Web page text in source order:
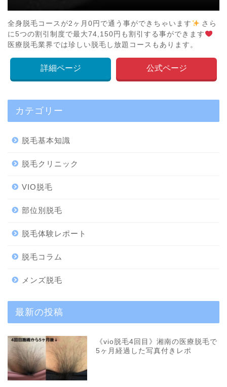
全身脱毛コースが2ヶ月0円で通う事ができちゃいます
さら
に5つの割引制度で最大74,150円も割引する事ができます
医療脱毛業界では珍しい脱毛し放題コースもあります。
詳細ページ 公式ページ
カテゴリー
脱毛基本知識
脱毛クリニック
VIO脱毛
部位別脱毛
脱毛体験レポート
脱毛コラム
メンズ脱毛
最新の投稿
《vio脱毛4回目》湘南の医療脱毛で
5ヶ月経過した写真付きレポ